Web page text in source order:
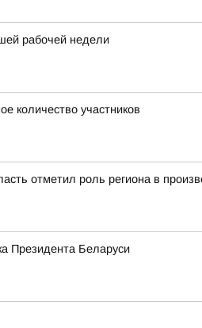
рабочей недели
количество участников
отметил роль региона в
Президента Беларуси